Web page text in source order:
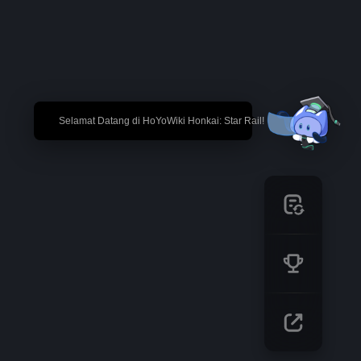
🎉 Selamat Datang di HoYoWiki Honkai: Star Rail!